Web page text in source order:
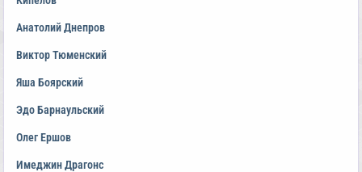
Анатолий Днепров
Виктор Тюменский
Яша Боярский
Эдо Барнаульский
Олег Ершов
Имеджин Драгонс